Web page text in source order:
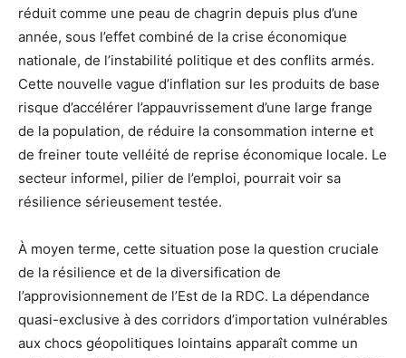
réduit comme une peau de chagrin depuis plus d’une
année, sous l’effet combiné de la crise économique
nationale, de l’instabilité politique et des conflits armés.
Cette nouvelle vague d’inflation sur les produits de base
risque d’accélérer l’appauvrissement d’une large frange
de la population, de réduire la consommation interne et
de freiner toute velléité de reprise économique locale. Le
secteur informel, pilier de l’emploi, pourrait voir sa
résilience sérieusement testée.
À moyen terme, cette situation pose la question cruciale
de la résilience et de la diversification de
l’approvisionnement de l’Est de la RDC. La dépendance
quasi-exclusive à des corridors d’importation vulnérables
aux chocs géopolitiques lointains apparaît comme un